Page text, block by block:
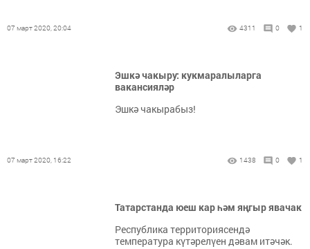
07 март 2020, 20:04 4311 0 1
Эшкә чакыру: кукмаралыларга
вакансияләр
Эшкә чакырабыз!
07 март 2020, 16:22 1438 0 1
Татарстанда юеш кар һәм яңгыр явачак
Республика территориясендә
температура күтәрелүен дәвам итәчәк.